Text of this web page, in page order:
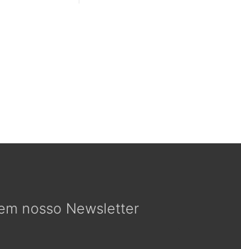
nosso Newsletter